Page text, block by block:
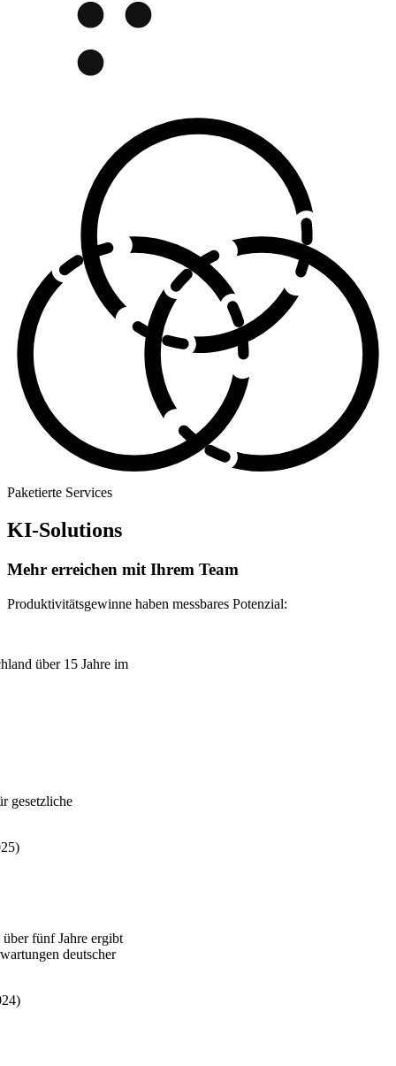
Paketierte Services
KI-Solutions
Mehr erreichen mit Ihrem Team
Produktivitätsgewinne haben messbares Potenzial:
über 15 Jahre im
gesetzliche
über fünf Jahre ergibt
deutscher